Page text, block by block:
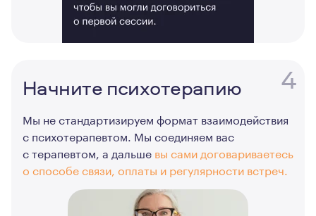
4
Начните психотерапию
Мы не стандартизируем формат взаимодействия
с психотерапевтом. Мы соединяем вас
с терапевтом, а дальше вы сами договариваетесь
о способе связи, оплаты и регулярности встреч.